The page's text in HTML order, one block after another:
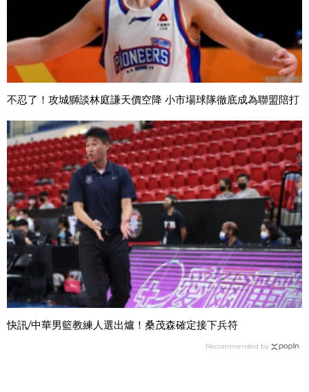
不忍了！攻城獅談林庭謙天價空降 小市場球隊徹底成為聯盟陪打
快訊/中華男籃教練人選出爐！桑茂森確定接下兵符
Recommended by